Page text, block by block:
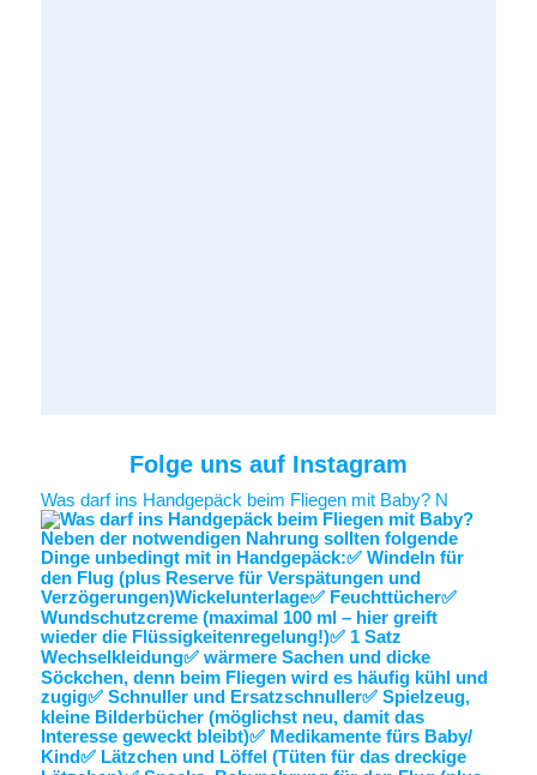
Folge uns auf Instagram
Was darf ins Handgepäck beim Fliegen mit Baby? N